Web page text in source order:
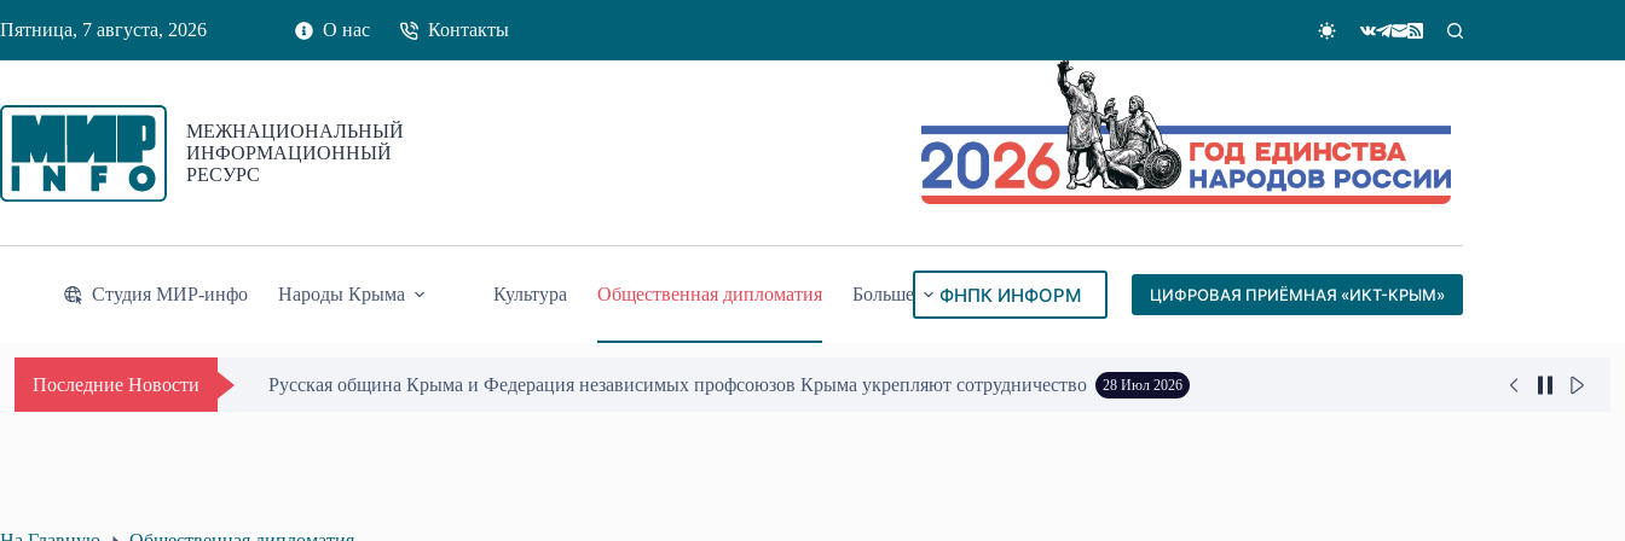
к
Пятница, 7 августа, 2026 О нас Контакты
МЕЖНАЦИОНАЛЬНЫЙ
ИНФОРМАЦИОННЫЙ
РЕСУРС
Студия МИР-инфо Народы Крыма Культура Общественная дипломатия Больше ФНПК ИНФОРМ ЦИФРОВАЯ ПРИЁМНАЯ «ИКТ-КРЫМ»
Последние Новости Русская община Крыма и Федерация независимых профсоюзов Крыма укрепляют сотрудничество 28 Июл 2026